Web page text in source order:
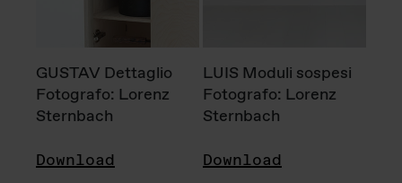
GUSTAV Dettaglio
Fotografo: Lorenz
Sternbach
Download
LUIS Moduli sospesi
Fotografo: Lorenz
Sternbach
Download